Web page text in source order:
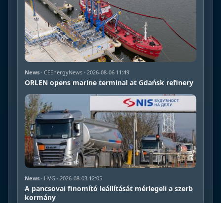
News · CEEnergyNews · 2026-08-06 11:49
ORLEN opens marine terminal at Gdańsk refinery
News · HVG · 2026-08-03 12:05
A pancsovai finomító leállítását mérlegeli a szerb
kormány